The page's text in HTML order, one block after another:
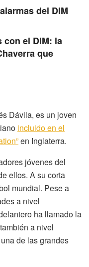
del DIM
con el DIM: la
que
Dávila, es un joven
incluido en el
en Inglaterra.
jóvenes del
ellos. A su corta
mundial. Pese a
a nivel
ha llamado la
a nivel
de las grandes